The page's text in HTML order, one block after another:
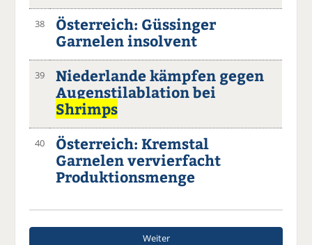
38
Österreich: Güssinger
Garnelen insolvent
39
Niederlande kämpfen gegen
Augenstilablation bei
Shrimps
40
Österreich: Kremstal
Garnelen vervierfacht
Produktionsmenge
Weiter